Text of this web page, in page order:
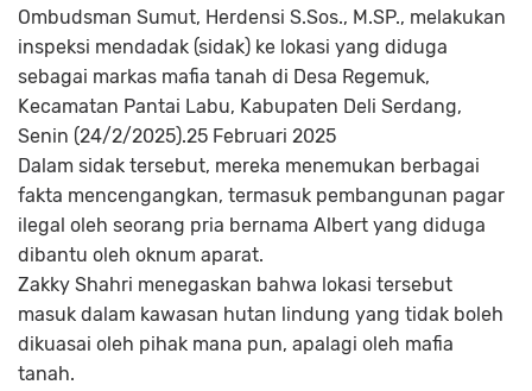
Ombudsman Sumut, Herdensi S.Sos., M.SP., melakukan
inspeksi mendadak (sidak) ke lokasi yang diduga
sebagai markas mafia tanah di Desa Regemuk,
Kecamatan Pantai Labu, Kabupaten Deli Serdang,
Senin (24/2/2025).25 Februari 2025
Dalam sidak tersebut, mereka menemukan berbagai
fakta mencengangkan, termasuk pembangunan pagar
ilegal oleh seorang pria bernama Albert yang diduga
dibantu oleh oknum aparat.
Zakky Shahri menegaskan bahwa lokasi tersebut
masuk dalam kawasan hutan lindung yang tidak boleh
dikuasai oleh pihak mana pun, apalagi oleh mafia
tanah.